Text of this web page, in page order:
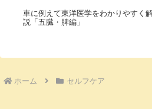
車に例えて東洋医学をわかりやすく
説「五臓・脾編」
ホーム セルフケア